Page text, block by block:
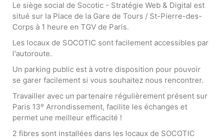
Le siège social de Socotic - Stratégie Web & Digital est
situé sur la Place de la Gare de Tours / St-Pierre-des-
Corps à 1 heure en TGV de Paris.
Les locaux de SOCOTIC sont facilement accessibles par
l'autoroute.
Un parking public est à votre disposition pour pouvoir
se garer facilement si vous souhaitez nous rencontrer.
Travailler avec un partenaire régulièrement présent sur
Paris 13e Arrondissement, facilite les échanges et
permet une meilleur efficacité !
2 fibres sont installées dans les locaux de SOCOTIC